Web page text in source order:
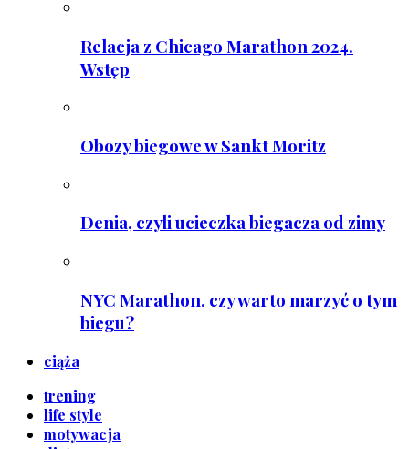
Relacja z Chicago Marathon 2024.
Wstęp
Obozy biegowe w Sankt Moritz
Denia, czyli ucieczka biegacza od zimy
NYC Marathon, czy warto marzyć o tym
biegu?
ciąża
trening
life style
motywacja